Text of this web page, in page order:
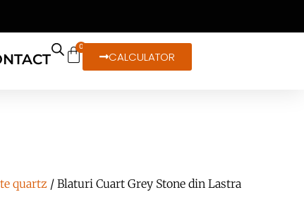
0
CALCULATOR
quartz / Blaturi Cuart Grey Stone din Lastra